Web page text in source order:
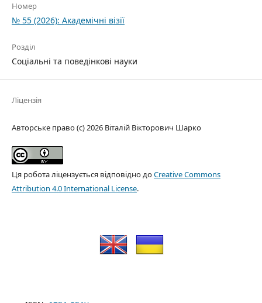
Номер
№ 55 (2026): Академічні візії
Розділ
Соціальні та поведінкові науки
Ліцензія
Авторське право (c) 2026 Віталій Вікторович Шарко
Ця робота ліцензується відповідно доCreative Commons
Attribution 4.0 International License.